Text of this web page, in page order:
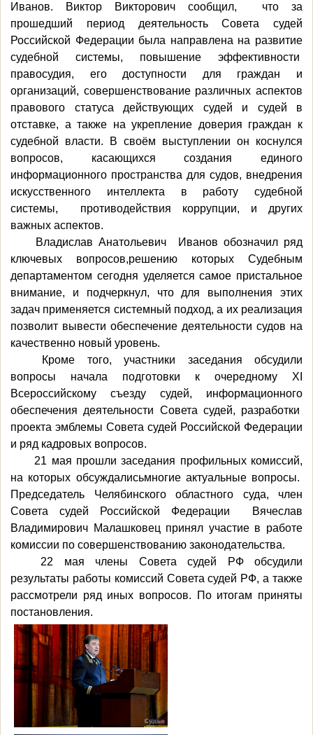
Иванов. Виктор Викторович сообщил, что за
прошедший период деятельность Совета судей
Российской Федерации была направлена на развитие
судебной системы, повышение эффективности
правосудия, его доступности для граждан и
организаций, совершенствование различных аспектов
правового статуса действующих судей и судей в
отставке, а также на укрепление доверия граждан к
судебной власти. В своём выступлении он коснулся
вопросов, касающихся создания единого
информационного пространства для судов, внедрения
искусственного интеллекта в работу судебной
системы, противодействия коррупции, и других
важных аспектов.
Владислав Анатольевич Иванов обозначил ряд
ключевых вопросов,решению которых Судебным
департаментом сегодня уделяется самое пристальное
внимание, и подчеркнул, что для выполнения этих
задач применяется системный подход, а их реализация
позволит вывести обеспечение деятельности судов на
качественно новый уровень.
Кроме того, участники заседания обсудили
вопросы начала подготовки к очередному ХI
Всероссийскому съезду судей, информационного
обеспечения деятельности Совета судей, разработки
проекта эмблемы Совета судей Российской Федерации
и ряд кадровых вопросов.
21 мая прошли заседания профильных комиссий,
на которых обсуждалисьмногие актуальные вопросы.
Председатель Челябинского областного суда, член
Совета судей Российской Федерации Вячеслав
Владимирович Малашковец принял участие в работе
комиссии по совершенствованию законодательства.
22 мая члены Совета судей РФ обсудили
результаты работы комиссий Совета судей РФ, а также
рассмотрели ряд иных вопросов. По итогам приняты
постановления.